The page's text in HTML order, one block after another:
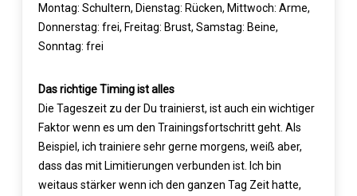
Montag: Schultern, Dienstag: Rücken, Mittwoch: Arme,
Donnerstag: frei, Freitag: Brust, Samstag: Beine,
Sonntag: frei
Das richtige Timing ist alles
Die Tageszeit zu der Du trainierst, ist auch ein wichtiger
Faktor wenn es um den Trainingsfortschritt geht. Als
Beispiel, ich trainiere sehr gerne morgens, weiß aber,
dass das mit Limitierungen verbunden ist. Ich bin
weitaus stärker wenn ich den ganzen Tag Zeit hatte,